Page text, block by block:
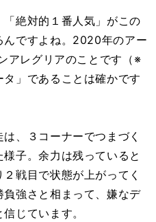
絶対的１番人気」がこの
んですよね。2020年のアー
アレグリアのことです（※
」であることは確かです
、３コーナーでつまづく
子。余力は残っていると
戦目で状態が上がってく
強さと相まって、嫌なデ
じています。